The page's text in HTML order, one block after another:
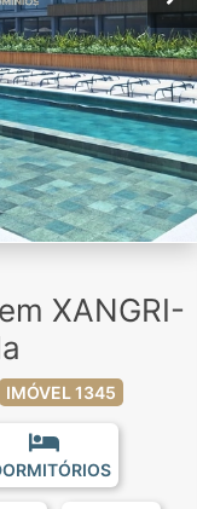
XANGRI-
IMÓVEL 1345